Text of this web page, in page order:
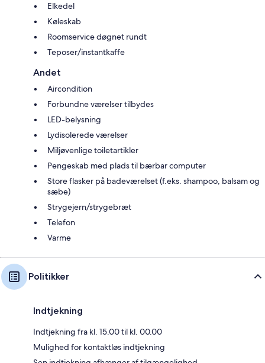
Elkedel
Køleskab
Roomservice døgnet rundt
Teposer/instantkaffe
Andet
Aircondition
Forbundne værelser tilbydes
LED-belysning
Lydisolerede værelser
Miljøvenlige toiletartikler
Pengeskab med plads til bærbar computer
Store flasker på badeværelset (f.eks. shampoo, balsam og
sæbe)
Strygejern/strygebræt
Telefon
Varme
Politikker
Indtjekning
Indtjekning fra kl. 15.00 til kl. 00.00
Mulighed for kontaktløs indtjekning